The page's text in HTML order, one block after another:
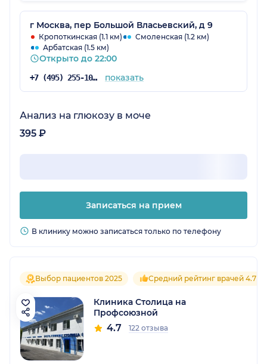
г Москва, пер Большой Власьевский, д 9
Кропоткинская (1.1 км)
Смоленская (1.2 км)
Арбатская (1.5 км)
Открыто до 22:00
+7 (495) 255-10-78 показать
Анализ на глюкозу в моче
395 ₽
Записаться на прием
В клинику можно записаться только по телефону
Выбор пациентов 2025 Средний рейтинг врачей 4.7
Клиника Столица на
Профсоюзной
4.7 122 отзыва